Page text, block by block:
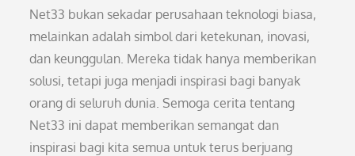
Net33 bukan sekadar perusahaan teknologi biasa,
melainkan adalah simbol dari ketekunan, inovasi,
dan keunggulan. Mereka tidak hanya memberikan
solusi, tetapi juga menjadi inspirasi bagi banyak
orang di seluruh dunia. Semoga cerita tentang
Net33 ini dapat memberikan semangat dan
inspirasi bagi kita semua untuk terus berjuang